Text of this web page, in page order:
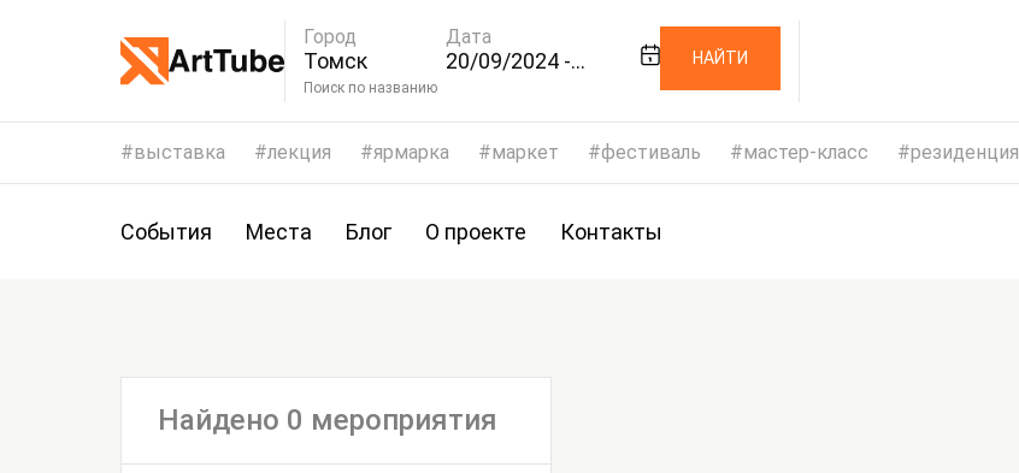
Город
Томск
Дата
20/09/2024 -
Поиск по названию
НАЙТИ
выставка лекция ярмарка маркет фестиваль мастер-класс резиденция
События Места Блог О проекте Контакты
Найдено 0 мероприятия